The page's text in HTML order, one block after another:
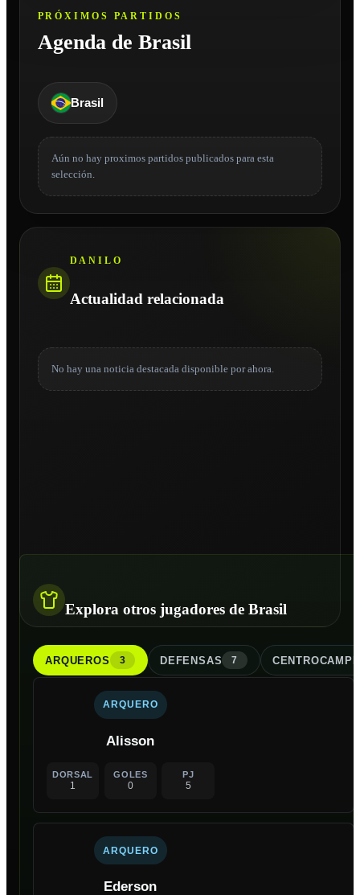
PRÓXIMOS PARTIDOS
Agenda de Brasil
Brasil
Aún no hay proximos partidos publicados para esta
selección.
DANILO
Actualidad relacionada
No hay una noticia destacada disponible por ahora.
Explora otros jugadores de Brasil
ARQUEROS 3 DEFENSAS 7
ARQUERO
Alisson
DORSAL
1
GOLES
0
PJ
5
ARQUERO
Ederson